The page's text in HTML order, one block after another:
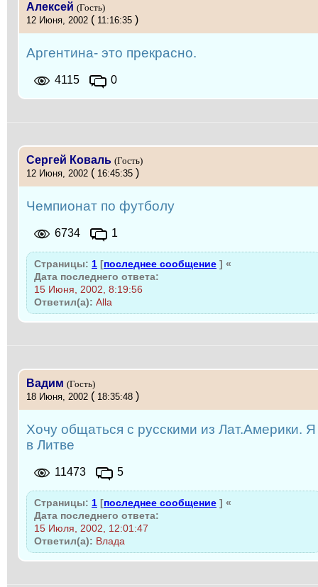
Алексей (Гость)
12 Июня, 2002 ( 11:16:35 )
Аргентина- это прекрасно.
4115 0
Сергей Коваль (Гость)
12 Июня, 2002 ( 16:45:35 )
Чемпионат по футболу
6734 1
Страницы: 1 [последнее сообщение ] «
Дата последнего ответа:
15 Июня, 2002, 8:19:56
Ответил(а): Alla
Вадим (Гость)
18 Июня, 2002 ( 18:35:48 )
Хочу общаться с русскими из Лат.Америки. Я
в Литве
11473 5
Страницы: 1 [последнее сообщение ] «
Дата последнего ответа:
15 Июля, 2002, 12:01:47
Ответил(а): Влада